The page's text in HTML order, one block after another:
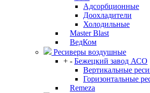
Адсорбционные
Доохладители
Холодильные
Master Blast
ВедКом
Ресиверы воздушные
+ - Бежецкий завод АСО
Вертикальные
Горизонтальные
Remeza